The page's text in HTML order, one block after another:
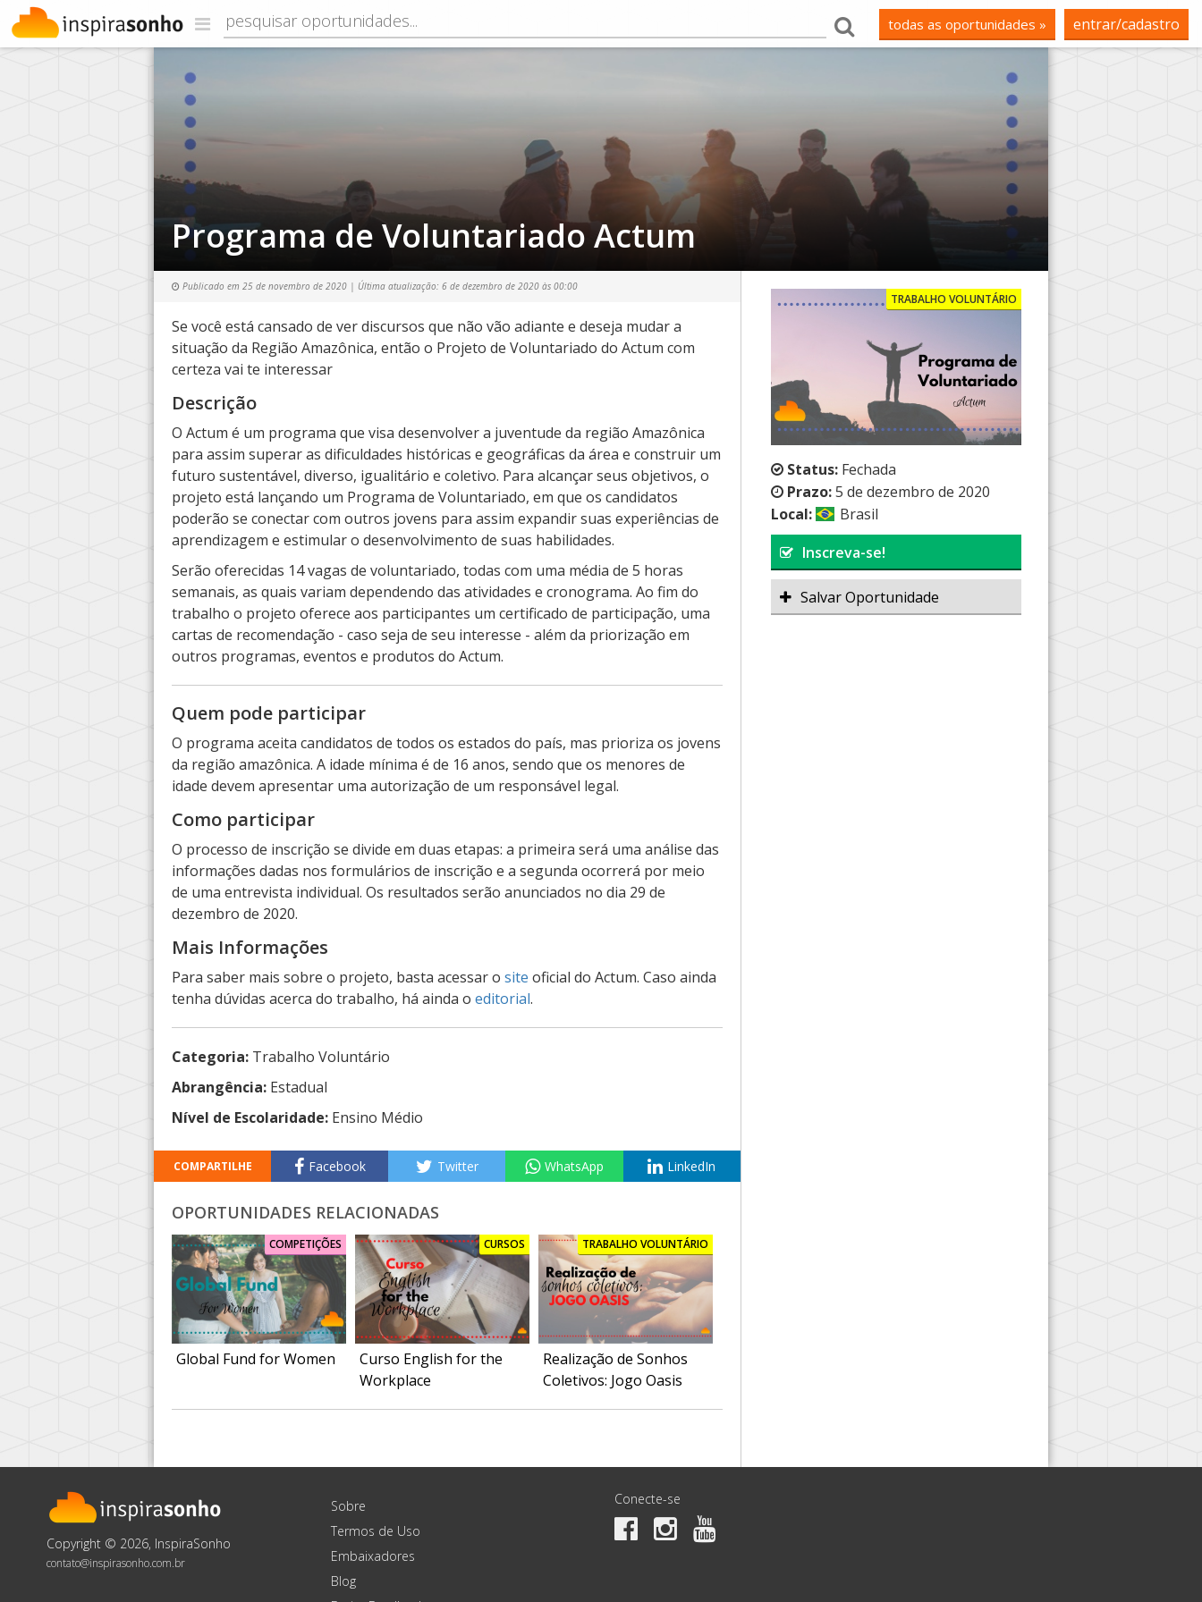
todas as oportunidades » entrar/cadastro
Programa de Voluntariado Actum
TRABALHO VOLUNTÁRIO
Status:Fechada
Prazo:5 de dezembro de 2020
Local:
Brasil
Inscreva-se!
Salvar Oportunidade
Publicado em 25 de novembro de 2020 | Última atualização: 6 de dezembro de 2020 às 00:00
Se você está cansado de ver discursos que não vão adiante e deseja mudar a
situação da Região Amazônica, então o Projeto de Voluntariado do Actum com
certeza vai te interessar
Descrição
O Actum é um programa que visa desenvolver a juventude da região Amazônica
para assim superar as dificuldades históricas e geográficas da área e construir um
futuro sustentável, diverso, igualitário e coletivo. Para alcançar seus objetivos, o
projeto está lançando um Programa de Voluntariado, em que os candidatos
poderão se conectar com outros jovens para assim expandir suas experiências de
aprendizagem e estimular o desenvolvimento de suas habilidades.
Serão oferecidas 14 vagas de voluntariado, todas com uma média de 5 horas
semanais, as quais variam dependendo das atividades e cronograma. Ao fim do
trabalho o projeto oferece aos participantes um certificado de participação, uma
cartas de recomendação - caso seja de seu interesse - além da priorização em
outros programas, eventos e produtos do Actum.
Quem pode participar
O programa aceita candidatos de todos os estados do país, mas prioriza os jovens
da região amazônica. A idade mínima é de 16 anos, sendo que os menores de
idade devem apresentar uma autorização de um responsável legal.
Como participar
O processo de inscrição se divide em duas etapas: a primeira será uma análise das
informações dadas nos formulários de inscrição e a segunda ocorrerá por meio
de uma entrevista individual. Os resultados serão anunciados no dia 29 de
dezembro de 2020.
Mais Informações
Para saber mais sobre o projeto, basta acessar o site oficial do Actum. Caso ainda
tenha dúvidas acerca do trabalho, há ainda o editorial.
Categoria: Trabalho Voluntário
Abrangência: Estadual
Nível de Escolaridade: Ensino Médio
COMPARTILHE Facebook Twitter WhatsApp LinkedIn
OPORTUNIDADES RELACIONADAS
COMPETIÇÕES
Global Fund for Women
CURSOS
Curso English for the
Workplace
TRABALHO VOLUNTÁRIO
Realização de Sonhos
Coletivos: Jogo Oasis
Copyright © 2026, InspiraSonho
contato@inspirasonho.com.br
Sobre
Termos de Uso
Embaixadores
Blog
Conecte-se